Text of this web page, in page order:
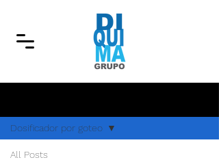
All Posts
Dosificador por goteo